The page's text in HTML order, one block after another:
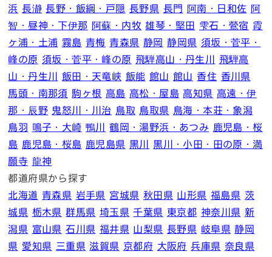
浜 長瀞 長野・飯綱・戸隠 長野県 長門 阿南・日和佐 阿
智・昼神・下伊那 阿蘇・内牧 雄琴・堅田 雫石・鶯宿 霞
ヶ浦・土浦 霧島 青梅 青森県 静岡 静岡県 須坂・菅平・
峰の原 須坂・菅平・峰の原 飛騨高山・丹生川
飛騨高
山・丹生川
飯田・天竜峡 飯能 館山 館山 香住 香川県
馬頭・南那須 駒ヶ根 高島 高松・屋島 高知県 高遠・伊
那・辰野 鬼怒川・川治 鳥取 鳥取県 鳥海・本荘・象潟
鳥羽 鳴子・大崎 鴨川 鶴岡・湯野浜・あつみ 鹿児島・桜
島 鹿児島・桜島 鹿児島県 黒川
黒川・小田・田の原・満
願寺 龍神
都道府県から探す
北海道 青森県 岩手県 宮城県 秋田県 山形県 福島県 茨
城県 栃木県 群馬県 埼玉県 千葉県 東京都 神奈川県 新
潟県 富山県 石川県 福井県 山梨県 長野県 岐阜県 静岡
県 愛知県 三重県 滋賀県 京都府 大阪府 兵庫県 奈良県